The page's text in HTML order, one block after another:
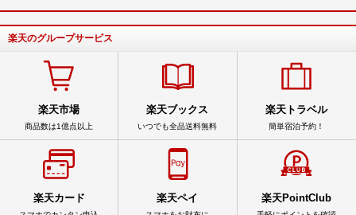
楽天のグループサービス
楽天市場
商品数は1億点以上
楽天ブックス
いつでも全品送料無料
楽天トラベル
簡単宿泊予約！
楽天カード 楽天ペイ 楽天PointClub